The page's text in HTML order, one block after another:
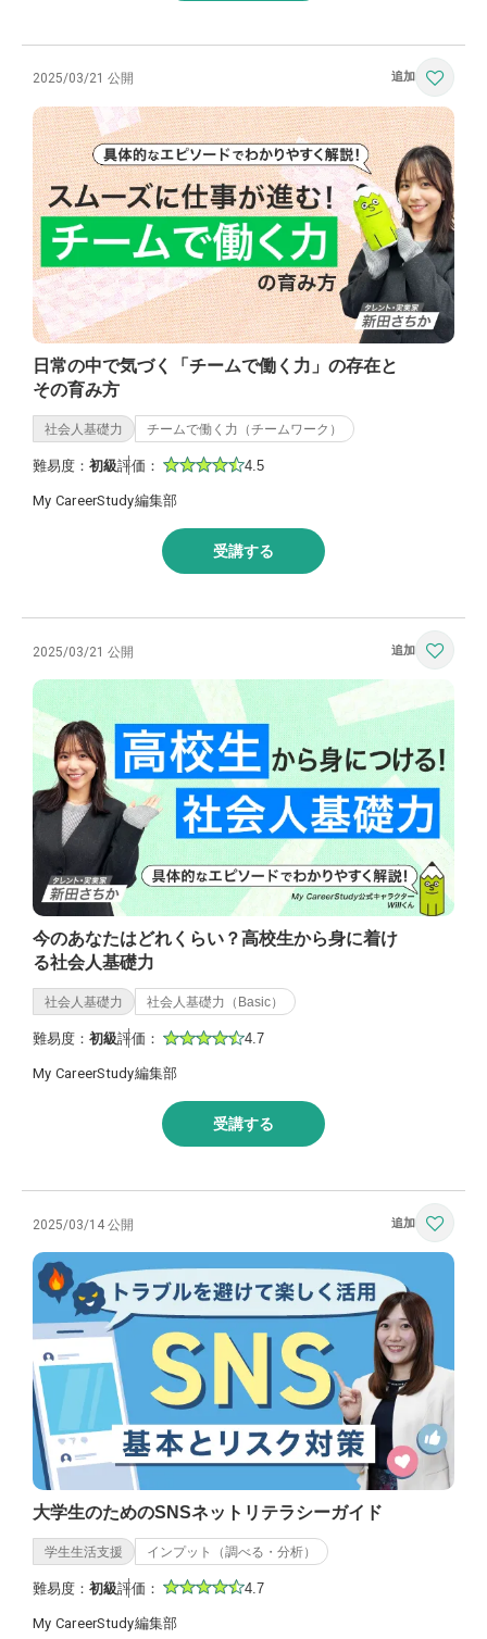
2025/03/21 公開
日常の中で気づく「チームで働く力」の存在と
その育み方
社会人基礎力 チームで働く力（チームワーク）
難易度： 初級評価： 4.5
My CareerStudy編集部
受講する
2025/03/21 公開
今のあなたはどれくらい？高校生から身に着け
る社会人基礎力
社会人基礎力 社会人基礎力（Basic）
難易度： 初級評価： 4.7
My CareerStudy編集部
受講する
2025/03/14 公開
大学生のためのSNSネットリテラシーガイド
学生生活支援 インプット（調べる・分析）
難易度： 初級評価： 4.7
My CareerStudy編集部